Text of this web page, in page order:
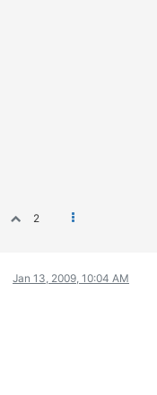
2
Jan 13, 2009, 10:04 AM